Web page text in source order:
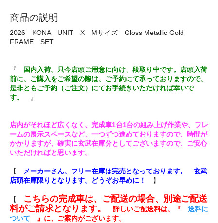
商品の説明
2026 KONA UNIT X Mサイズ Gloss Metallic Gold
FRAME SET
『
国内入荷。只今店頭ご用意に向け、段取り中です。店頭入荷
前に、ご購入をご希望の際は、ご予約にて承っておりますので、
是非ともご予約（ご注文）にてお手続きいただければ幸いで
す。
』
店内がそれほど広くなく、完成車1台1台の組み上げ作業や、フレ
ームの展示スペースなど、一つずつ進めておりますので、時間が
かかりますが、確実に玄武在庫分としてございますので、ご安心
いただければと思います。
【
メーカーさん、フリー在庫は完売となっております。 玄武
店頭在庫限りとなります。どうぞお早めに！
】
【
こちらの完成車は、ご配送の場合、別途ご配送
料がご請求となります。
詳しいご配送料は、『 送料に
ついて 』に、ご案内がございます。